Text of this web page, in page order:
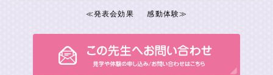
≪発表会効果 感動体験≫